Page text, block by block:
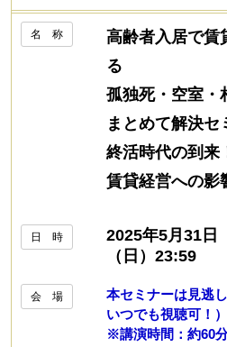
名 称
高齢者入居で賃
る
孤独死・空室・
まとめて解決セ
終活時代の到来
賃貸経営への影
日 時
2025年5月31日
（日）23:59
会 場
本セミナーは見逃
いつでも視聴可！）
※講演時間：約60